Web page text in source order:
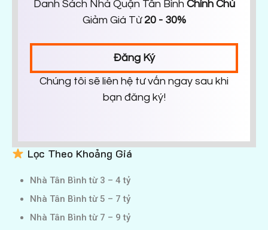
Danh Sách Nhà Quận Tân Bình Chính Chủ
Giảm Giá Từ 20 - 30%
Đăng Ký
Chúng tôi sẽ liên hệ tư vấn ngay sau khi
bạn đăng ký!
Lọc Theo Khoảng Giá
Nhà Tân Bình từ 3 – 4 tỷ
Nhà Tân Bình từ 5 – 7 tỷ
Nhà Tân Bình từ 7 – 9 tỷ